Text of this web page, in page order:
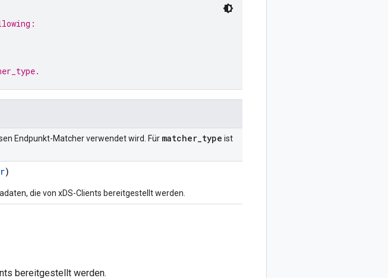
.
Endpunkt-Matcher verwendet wird. Für matcher_type ist
)
die von xDS-Clients bereitgestellt werden.
bereitgestellt werden.